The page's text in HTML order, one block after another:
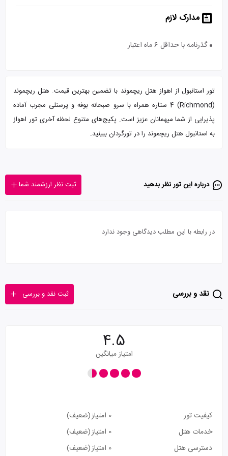
مدارک لازم
گذرنامه با حداقل 6 ماه اعتبار
تور استانبول از اهواز هتل ریچموند با تضمین بهترین قیمت. هتل ریچموند
(Richmond) 4 ستاره همراه با سرو صبحانه بوفه و پرسنلی مجرب آماده
پذیرایی از شما میهمانان عزیز است. پکیج‌های متنوع لحظه آخری تور اهواز
به استانبول هتل ریچموند را در تورگردان ببینید.
درباره این تور‌ نظر بدهید ثبت نظر ارزشمند شما
در رابطه با این مطلب دیدگاهی وجود ندارد
نقد و بررسی ثبت نقد و بررسی
4.5
امتیاز میانگین
کیفیت تور 0 امتیاز
(ضعیف)
خدمات هتل
0 امتیاز
(ضعیف)
دسترسی هتل
0 امتیاز (ضعیف)